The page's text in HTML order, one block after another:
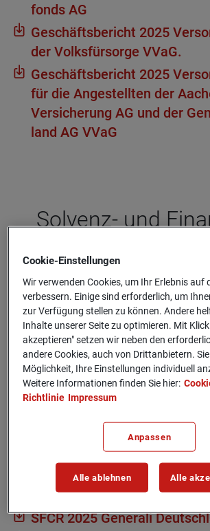
fonds AG
Geschäfts­be­richt 2025
der Volks­für­sorge VVaG.
Geschäfts­be­richt 2025
für die Ange­stell­ten der
Ver­si­che­rung AG und der
land AG VVaG
Sol­venz- und
Finanzlage:
Gemäß den Solvency II-Regelungen
Versicherungs- und
umfassenderen Überprüfung der
Solvabilitätsanforderungen mit der
Finanzposition, das Unternehmensprofil
Risikomanagementstrategie deutlicher
zur Solvenz- und Finanzlage ("SFCR"),
Abschnitt herunterladen können.
SFCR 2025 Gene­rali
Cookie-­Einstellungen
Wir verwenden Cookies, um Ihr Erlebnis auf
verbessern. Einige sind erforderlich, um
zur Verfügung stellen zu können. Andere
Inhalte unserer Seite zu optimieren. Mit
akzeptieren" setzen wir neben den
andere Cookies, auch von Drittanbietern.
Möglichkeit, Ihre Einstellungen individuell
Weitere Informationen finden Sie hier:
Richtlinie Impressum
Anpassen
Alle ablehnen Alle